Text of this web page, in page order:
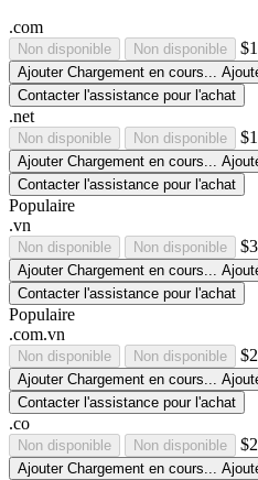
.com
Non disponible Non disponible
Ajouter Chargement en cours...
Contacter l'assistance pour l'achat
.net
Non disponible Non disponible
Ajouter Chargement en cours...
Contacter l'assistance pour l'achat
Populaire
.vn
Non disponible Non disponible
Ajouter Chargement en cours...
Contacter l'assistance pour l'achat
Populaire
.com.vn
Non disponible Non disponible
Ajouter Chargement en cours...
Contacter l'assistance pour l'achat
.co
Non disponible Non disponible
Ajouter Chargement en cours...